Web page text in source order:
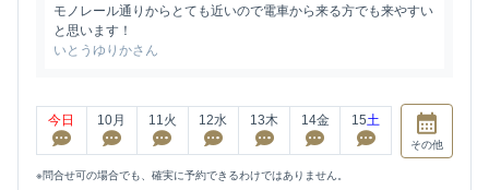
モノレール通りからとても近いので電車から来る方でも来やすい
と思います！
いとうゆりかさん
今日 10月 11火 12水 13木 14金 15土
その他
※問合せ可の場合でも、確実に予約できるわけではありません。